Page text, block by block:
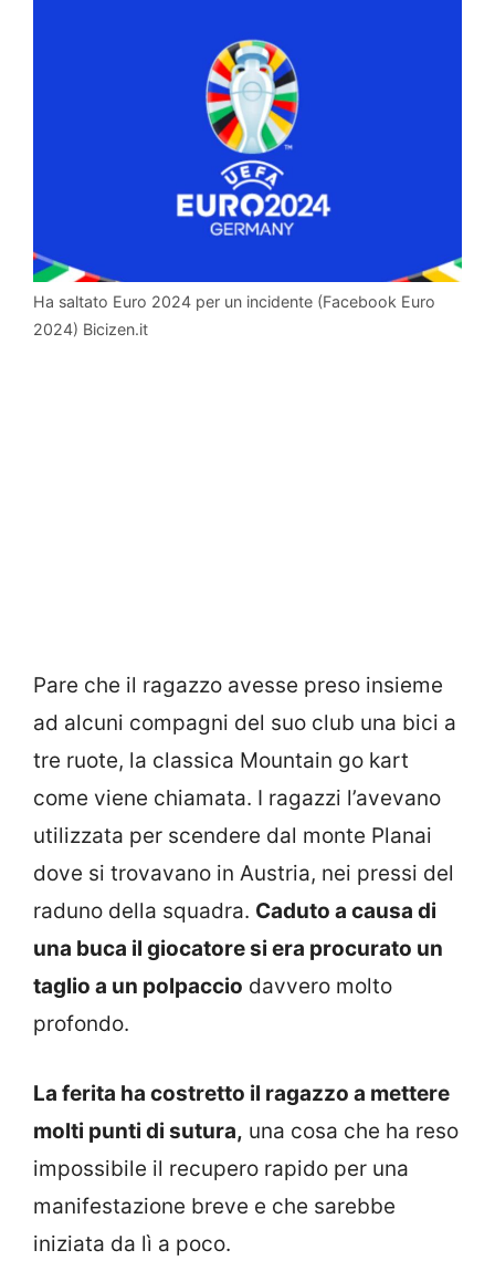
Ha saltato Euro 2024 per un incidente (Facebook Euro
2024) Bicizen.it
Pare che il ragazzo avesse preso insieme
ad alcuni compagni del suo club una bici a
tre ruote, la classica Mountain go kart
come viene chiamata. I ragazzi l’avevano
utilizzata per scendere dal monte Planai
dove si trovavano in Austria, nei pressi del
raduno della squadra. Caduto a causa di
una buca il giocatore si era procurato un
taglio a un polpaccio davvero molto
profondo.
La ferita ha costretto il ragazzo a mettere
molti punti di sutura, una cosa che ha reso
impossibile il recupero rapido per una
manifestazione breve e che sarebbe
iniziata da lì a poco.